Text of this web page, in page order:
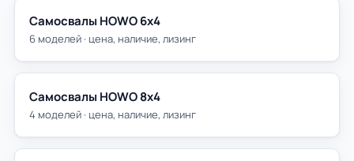
Самосвалы HOWO 6х4
6 моделей · цена, наличие, лизинг
Самосвалы HOWO 8х4
4 моделей · цена, наличие, лизинг